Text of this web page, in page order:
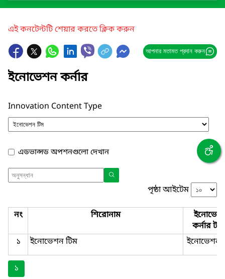
এই কনটেন্টটি শেয়ার করতে ক্লিক করুন
আপনার মতামত প্রদান করুন
ইনোভেশন কর্নার
Innovation Content Type
এডভান্সড অপশনগুলো দেখান
পৃষ্ঠা আইটেম
নং শিরোনাম
কর্নার
১
ইনোভেশন টিম ইনোভেশন
১